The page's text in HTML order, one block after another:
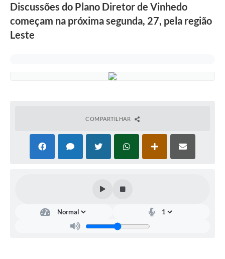
Concursos e Processos Seletivos
Inclusão e Acessibilidade
Defesa Civil
Discussões do Plano Diretor de Vinhedo
começam na próxima segunda, 27, pela região
Leste
COMPARTILHAR